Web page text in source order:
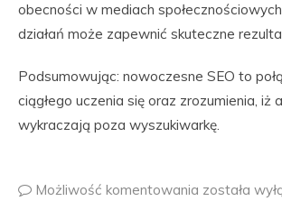
obecności w mediach
działań może zapewnić skuteczne
Podsumowując: nowoczesne SEO to
ciągłego uczenia się oraz zrozumienia, iż
wykraczają poza wyszukiwarkę.
Możliwość komentowania została